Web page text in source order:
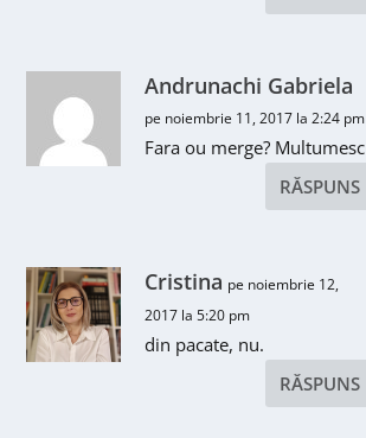
Andrunachi Gabriela
pe noiembrie 11, 2017 la 2:24 pm
Fara ou merge? Multumesc
RĂSPUNS
Cristina pe noiembrie 12,
2017 la 5:20 pm
din pacate, nu.
RĂSPUNS